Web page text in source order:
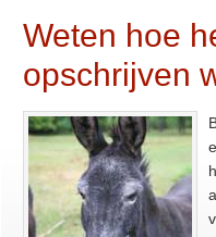
Weten hoe
opschrijven